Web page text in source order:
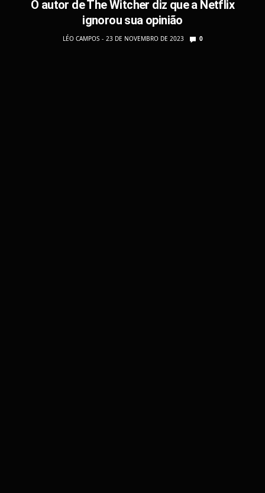
O autor de The Witcher diz que a Netflix
ignorou sua opinião
LÉO CAMPOS 23 DE NOVEMBRO DE 2023 0